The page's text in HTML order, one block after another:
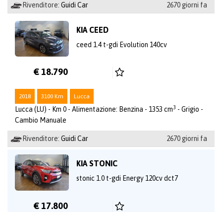
Rivenditore: Guidi Car 2670 giorni fa
KIA CEED
ceed 1.4 t-gdi Evolution 140cv
€ 18.790
2018 3100 Km Lucca
Lucca (LU) - Km 0 - Alimentazione: Benzina - 1353 cm3 - Grigio -
Cambio Manuale
Rivenditore: Guidi Car 2670 giorni fa
KIA STONIC
stonic 1.0 t-gdi Energy 120cv dct7
€ 17.800